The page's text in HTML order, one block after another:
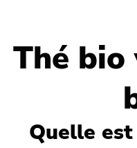
Thé bio
Quelle